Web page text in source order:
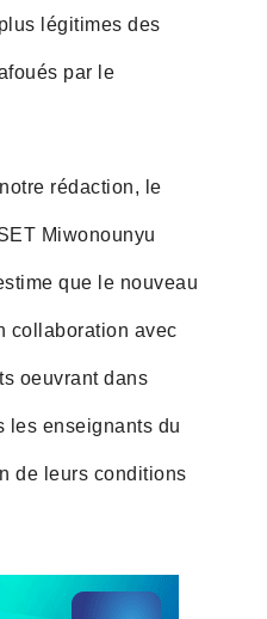
légitimes des
par le
rédaction, le
Miwonounyu
que le nouveau
collaboration avec
oeuvrant dans
les enseignants du
de leurs conditions